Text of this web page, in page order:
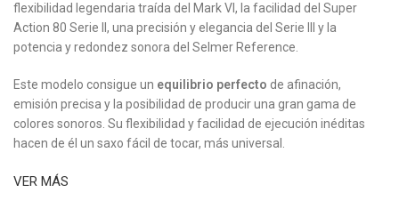
flexibilidad legendaria traída del Mark VI, la facilidad del Super
Action 80 Serie II, una precisión y elegancia del Serie III y la
potencia y redondez sonora del Selmer Reference.
Este modelo consigue un equilibrio perfecto de afinación,
emisión precisa y la posibilidad de producir una gran gama de
colores sonoros. Su flexibilidad y facilidad de ejecución inéditas
hacen de él un saxo fácil de tocar, más universal.
VER MÁS